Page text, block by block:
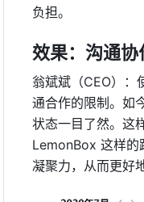
负担。
效果：沟通协
翁斌斌（CEO）：
通合作的限制。如
状态一目了然。这
LemonBox 这样的
凝聚力，从而更好